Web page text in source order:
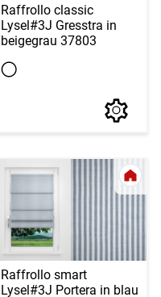
Raffrollo classic
Lysel#3J Gresstra in
beigegrau 37803
Raffrollo smart
Lysel #3J Portera in blau